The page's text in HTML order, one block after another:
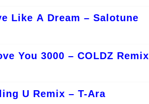
Like A Dream – Salotune
You 3000 – COLDZ Remix
U Remix – T-Ara